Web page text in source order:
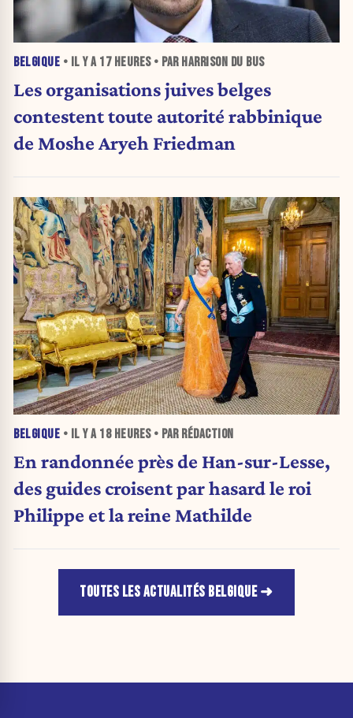
BELGIQUE • IL Y A 17 HEURES• PAR HARRISON DU BUS
Les organisations juives belges
contestent toute autorité rabbinique
de Moshe Aryeh Friedman
BELGIQUE • IL Y A 18 HEURES• PAR RÉDACTION
En randonnée près de Han-sur-Lesse,
des guides croisent par hasard le roi
Philippe et la reine Mathilde
TOUTES LES ACTUALITÉS BELGIQUE